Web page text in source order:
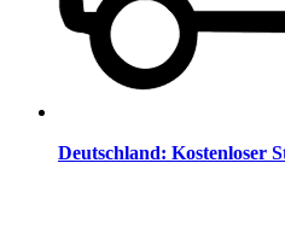
Deutschland: Kostenloser